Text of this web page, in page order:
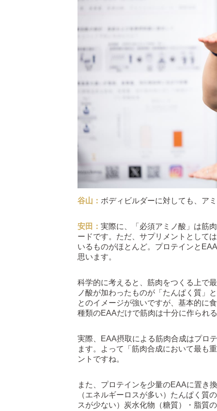
谷山： ボディビルダーに対しても、ア
安田： 実際に、「必須アミノ酸」は筋
ードです。ただ、サプリメントとして
いるものがほとんど。プロテインと
思います。
科学的に考えると、筋肉をつくる上で
ノ酸が加わったものが「たんぱく質」
とのイメージが強いですが、基本的に
種類のEAAだけで筋肉は十分に作られ
実際、EAA摂取による筋肉合成はプロ
ます。よって「筋肉合成において最も
ントですね。
また、プロテインを少量のEAAに置き
（エネルギーロスが多い）たんぱく質
スが少ない）炭水化物（糖質）・脂質